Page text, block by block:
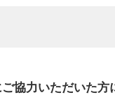
協力いただいた方